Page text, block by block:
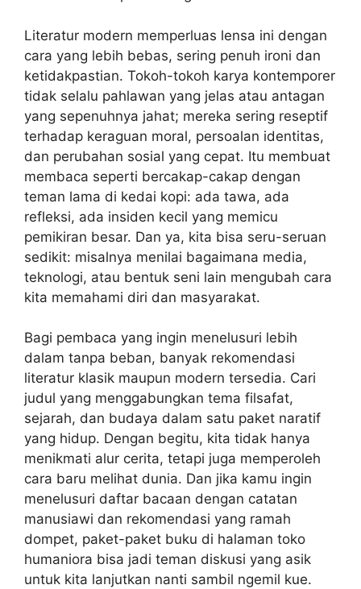
Literatur modern memperluas lensa ini dengan
cara yang lebih bebas, sering penuh ironi dan
ketidakpastian. Tokoh-tokoh karya kontemporer
tidak selalu pahlawan yang jelas atau antagan
yang sepenuhnya jahat; mereka sering reseptif
terhadap keraguan moral, persoalan identitas,
dan perubahan sosial yang cepat. Itu membuat
membaca seperti bercakap-cakap dengan
teman lama di kedai kopi: ada tawa, ada
refleksi, ada insiden kecil yang memicu
pemikiran besar. Dan ya, kita bisa seru-seruan
sedikit: misalnya menilai bagaimana media,
teknologi, atau bentuk seni lain mengubah cara
kita memahami diri dan masyarakat.
Bagi pembaca yang ingin menelusuri lebih
dalam tanpa beban, banyak rekomendasi
literatur klasik maupun modern tersedia. Cari
judul yang menggabungkan tema filsafat,
sejarah, dan budaya dalam satu paket naratif
yang hidup. Dengan begitu, kita tidak hanya
menikmati alur cerita, tetapi juga memperoleh
cara baru melihat dunia. Dan jika kamu ingin
menelusuri daftar bacaan dengan catatan
manusiawi dan rekomendasi yang ramah
dompet, paket-paket buku di halaman toko
humaniora bisa jadi teman diskusi yang asik
untuk kita lanjutkan nanti sambil ngemil kue.